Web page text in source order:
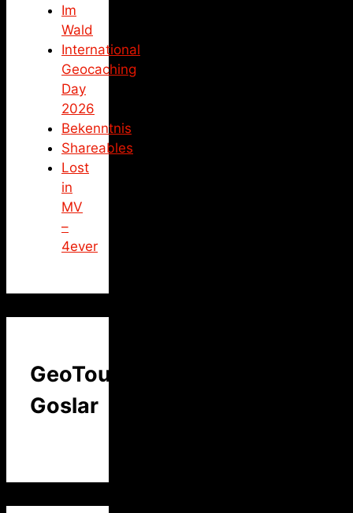
Im
Wald
International
Geocaching
Day
2026
Bekenntnis
Shareables
Lost
in
MV
–
4ever
GeoTour
Goslar